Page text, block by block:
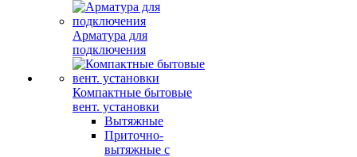
Арматура для
подключения
Компактные бытовые
вент. установки
Вытяжные
Приточно-
вытяжные с